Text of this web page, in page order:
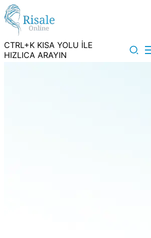
CTRL+K KISA YOLU İLE
HIZLICA ARAYIN